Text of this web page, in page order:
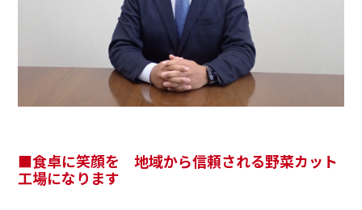
■食卓に笑顔を 地域から信頼される野菜カット
工場になります